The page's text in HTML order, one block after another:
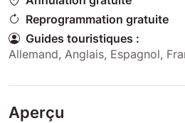
Reprogrammation gratuite
Guides touristiques :
Allemand, Anglais, Espagnol,
Aperçu